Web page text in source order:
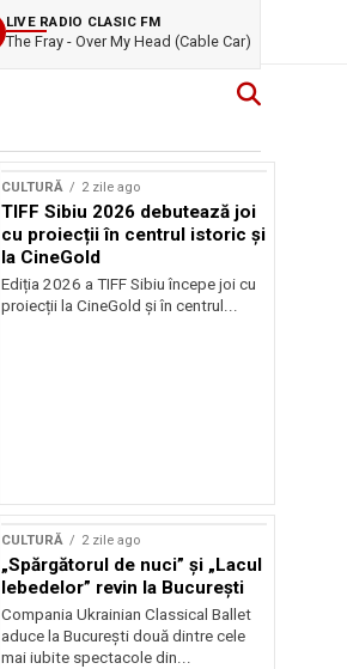
LIVE RADIO CLASIC FM
The Fray - Over My Head (Cable Car)
CULTURĂ 2 zile ago
TIFF Sibiu 2026 debutează joi
cu proiecții în centrul istoric și
la CineGold
Ediția 2026 a TIFF Sibiu începe joi cu
proiecții la CineGold și în centrul...
CULTURĂ 2 zile ago
„Spărgătorul de nuci” și „Lacul
lebedelor” revin la București
Compania Ukrainian Classical Ballet
aduce la București două dintre cele
mai iubite spectacole din...